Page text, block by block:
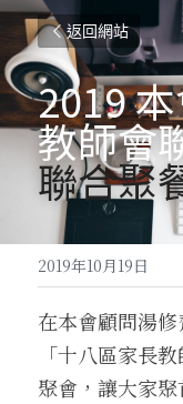
返回網站
2019
教師會
聯合聚
2019年10月19日
在本會顧問湯
「十八區家長
聚會，讓大家